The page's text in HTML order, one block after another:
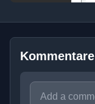
Kommentare